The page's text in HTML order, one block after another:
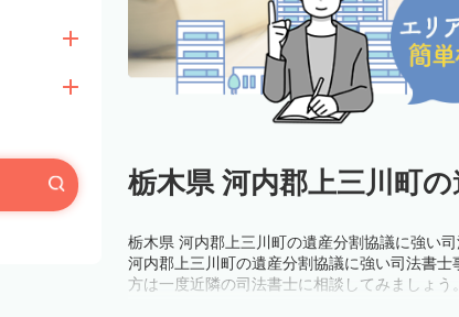
栃木県 河内郡上三川町
栃木県 河内郡上三川町の遺産分割協議に強い
河内郡上三川町の遺産分割協議に強い司法書
方は一度近隣の司法書士に相談してみましょう。